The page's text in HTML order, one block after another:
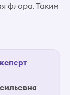
флора. Таким